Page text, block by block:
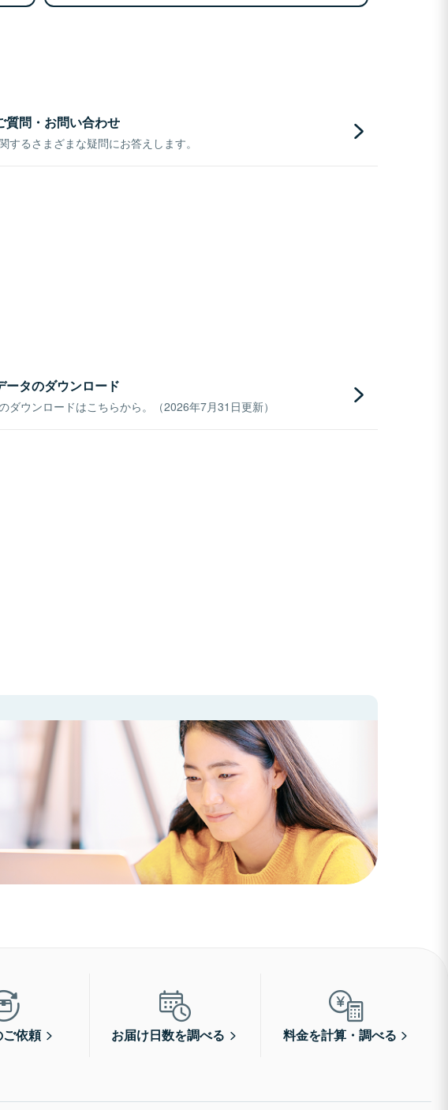
質問・お問い合わせ
するさまざまな疑問にお答えします。
ータのダウンロード
ダウンロードはこちらから。（2026年7月31日更新）
依頼 お届け日数を調べる 料金を計算・調べる